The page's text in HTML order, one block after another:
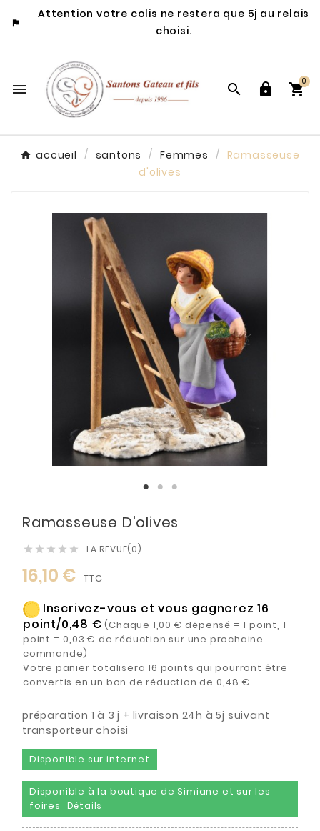

Attention votre colis ne restera que 5j au relais
choisi.
   
0
accueil santons Femmes
Ramasseuse
d'olives
Ramasseuse D'olives
     LA REVUE(0)
16,10 € TTC
Inscrivez-vous et vous gagnerez 16
point/0,48 € (Chaque 1,00 € dépensé = 1 point, 1
point = 0,03 € de réduction sur une prochaine
commande)
Votre panier totalisera 16 points qui pourront être
convertis en un bon de réduction de 0,48 €.
préparation 1 à 3 j + livraison 24h à 5j suivant
transporteur choisi
Disponible sur internet
Disponible à la boutique de Simiane et sur les
foires
Détails